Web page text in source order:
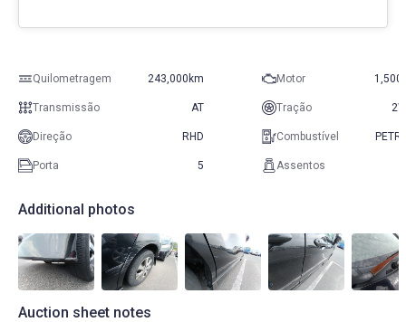
Quilometragem 243,000km Motor
Transmissão AT Tração
Direção RHD Combustível
Porta 5 Assentos
Additional photos
Auction sheet notes